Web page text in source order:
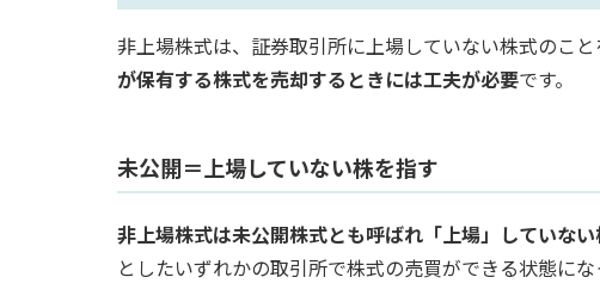
非上場株式は、証券取引所に上場していない株式のこと
が保有する株式を売却するときには工夫が必要です。
未公開＝上場していない株を指す
非上場株式は未公開株式とも呼ばれ「上場」していない
としたいずれかの取引所で株式の売買ができる状態にな